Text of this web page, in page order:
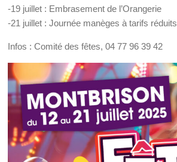
-19 juillet : Embrasement de l’Orangerie
-21 juillet : Journée manèges à tarifs réduits
Infos : Comité des fêtes, 04 77 96 39 42